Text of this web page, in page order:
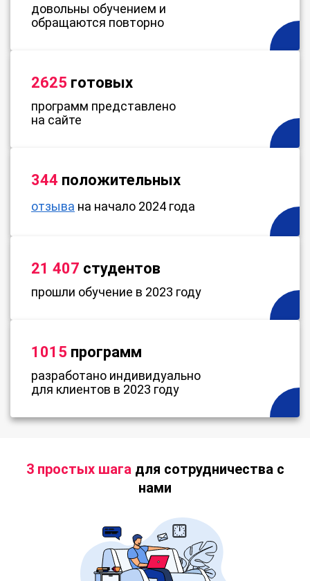
довольны обучением и
обращаются повторно
2625 готовых
программ представлено
на сайте
344 положительных
отзыва на начало 2024 года
21 407 студентов
прошли обучение в 2023 году
1015 программ
разработано индивидуально
для клиентов в 2023 году
3 простых шагадля сотрудничества с
нами